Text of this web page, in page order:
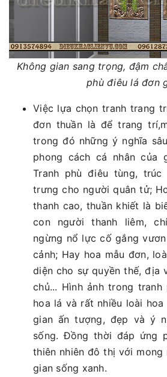
Không gian sang trọng, đậm
phù điêu lá đơn
Việc lựa chọn tranh trang
đơn thuần là để trang
trong đó những ý nghĩa
phong cách cá nhân của
Tranh phù điêu tùng,
trưng cho người quân tử;
thanh cao, thuần khiết là
con người thanh liêm,
ngừng nổ lực cố gắng
cảnh; Hay hoa mẫu đơn,
diện cho sự quyền thế, địa
chủ... Hình ảnh trong
hoa lá và rất nhiều loài
gian ấn tượng, đẹp và ý
sống. Đồng thời đáp ứng
thiên nhiên đô thị với mong
gian sống xanh.